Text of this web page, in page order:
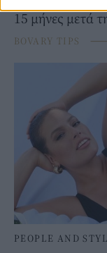
15 μήνες μετά
BOVARY TIPS
PEOPLE AND